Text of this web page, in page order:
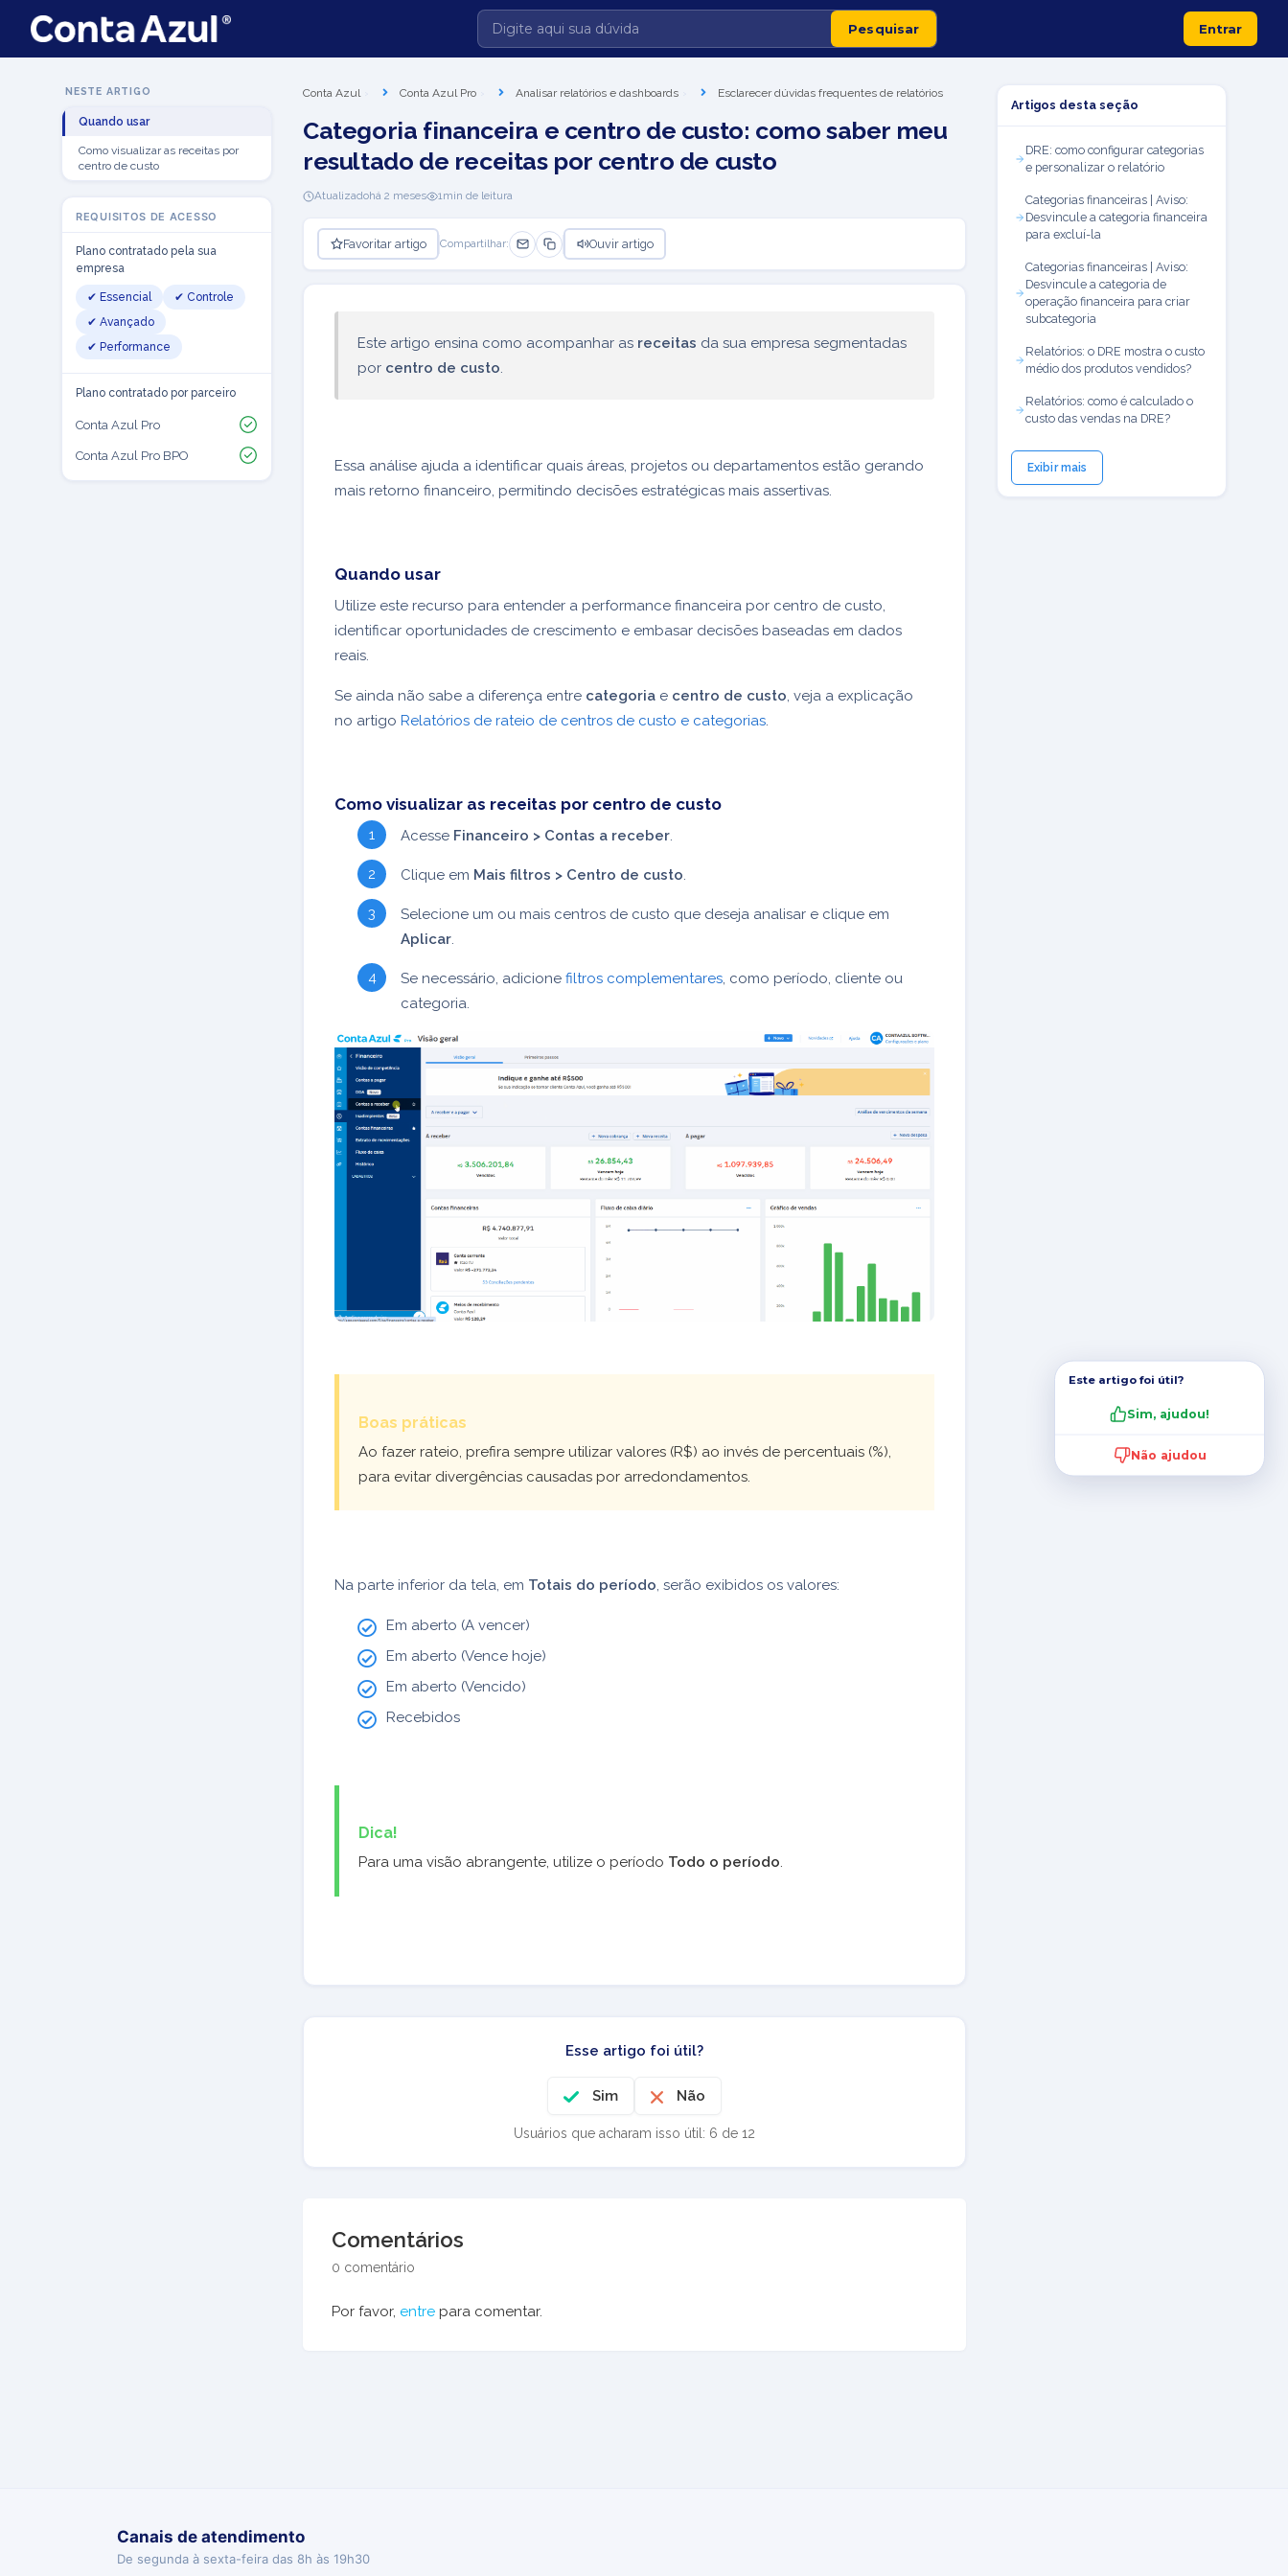
Entrar
NESTE ARTIGO
Quando usar
Como visualizar as receitas por
centro de custo
REQUISITOS DE ACESSO
Plano contratado pela sua
empresa
✔ Essencial
✔ Controle
✔ Avançado
✔ Performance
Plano contratado por parceiro
Conta Azul Pro
Conta Azul Pro BPO
Conta Azul Conta Azul Pro Analisar relatórios e dashboards Esclarecer dúvidas frequentes de relatórios
Categoria financeira e centro de custo: como saber meu
resultado de receitas por centro de custo
Atualizadohá 2 meses 1min de leitura
Favoritar artigo Compartilhar: Ouvir artigo
Este artigo ensina como acompanhar as receitas da sua empresa segmentadas
por centro de custo.
Essa análise ajuda a identificar quais áreas, projetos ou departamentos estão gerando
mais retorno financeiro, permitindo decisões estratégicas mais assertivas.
Quando usar
Utilize este recurso para entender a performance financeira por centro de custo,
identificar oportunidades de crescimento e embasar decisões baseadas em dados
reais.
Se ainda não sabe a diferença entre categoria e centro de custo , veja a explicação
no artigo Relatórios de rateio de centros de custo e categorias
Como visualizar as receitas por centro de custo
Acesse Financeiro > Contas a receber
Clique em Mais filtros > Centro de custo
Selecione um ou mais centros de custo que deseja analisar e clique em
Aplicar
Se necessário, adicione filtros complementares , como período, cliente ou
categoria.
Boas práticas
Ao fazer rateio, prefira sempre utilizar valores (R$) ao invés de percentuais (%),
para evitar divergências causadas por arredondamentos.
Na parte inferior da tela, em Totais do período , serão exibidos os valores:
Em aberto (A vencer)
Em aberto (Vence hoje)
Em aberto (Vencido)
Recebidos
Dica!
Para uma visão abrangente, utilize o período Todo o período.
Esse artigo foi útil?
Sim Não
Usuários que acharam isso útil: 6 de 12
Comentários
0 comentário
Por favor, entre para comentar.
Artigos desta seção
DRE: como configurar categorias
e personalizar o relatório
Categorias financeiras | Aviso:
Desvincule a categoria financeira
para excluí-la
Categorias financeiras | Aviso:
Desvincule a categoria de
operação financeira para criar
subcategoria
Relatórios: o DRE mostra o custo
médio dos produtos vendidos?
Relatórios: como é calculado o
custo das vendas na DRE?
Exibir mais
Este artigo foi útil?
Sim, ajudou!
Não ajudou
Canais de atendimento
De segunda à sexta-feira das 8h às 19h30